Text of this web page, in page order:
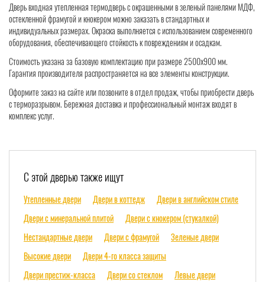
Дверь входная утепленная термодверь с окрашенными в зеленый панелями МДФ,
остекленной фрамугой и кнокером можно заказать в стандартных и
индивидуальных размерах. Окраска выполняется с использованием современного
оборудования, обеспечивающего стойкость к повреждениям и осадкам.
Стоимость указана за базовую комплектацию при размере 2500x900 мм.
Гарантия производителя распространяется на все элементы конструкции.
Оформите заказ на сайте или позвоните в отдел продаж, чтобы приобрести дверь
с терморазрывом. Бережная доставка и профессиональный монтаж входят в
комплекс услуг.
С этой дверью также ищут
Утепленные двери Двери в коттедж
Двери в английском стиле
Двери с минеральной плитой
Двери с кнокером (стукалкой)
Нестандартные двери
Двери с фрамугой
Зеленые двери
Высокие двери
Двери 4-го класса защиты
Двери престиж-класса
Двери со стеклом
Левые двери